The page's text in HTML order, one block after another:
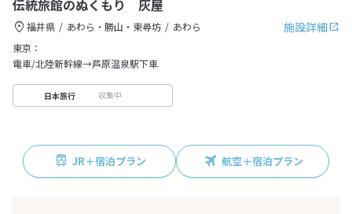
伝統旅館のぬくもり 灰屋
施設詳細
福井県 あわら・勝山・東尋坊
あわら
東京：
電車/北陸新幹線→芦原温泉駅下車
日本旅行 収集中
JR＋宿泊プラン 航空＋宿泊プラン